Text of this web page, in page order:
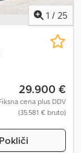
1 / 25
29.900 €
cena plus DDV
(35.581 € bruto)
Pokliči